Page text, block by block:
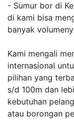
- Sumur bor di
di kami bisa
banyak
Kami mengali
internasional
pilihan yang
s/d 100m dan
kebutuhan
atau borongan